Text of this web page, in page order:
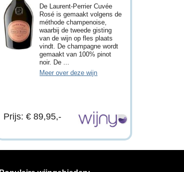
De Laurent-Perrier Cuvée
Rosé is gemaakt volgens de
méthode champenoise,
waarbij de tweede gisting
van de wijn op fles plaats
vindt. De champagne wordt
gemaakt van 100% pinot
noir. De ...
Meer over deze wijn
Prijs: € 89,95,-